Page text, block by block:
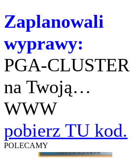
Zaplanowali
wyprawy:
PGA-CLUSTER
na Twoją…
WWW
pobierz TU kod.
POLECAMY